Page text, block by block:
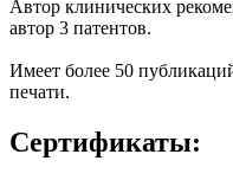
Автор клинических
автор 3 патентов.
Имеет более 50
печати.
Сертификаты: